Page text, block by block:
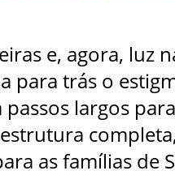
e, agora, luz
para trás o
passos largos
as famílias de